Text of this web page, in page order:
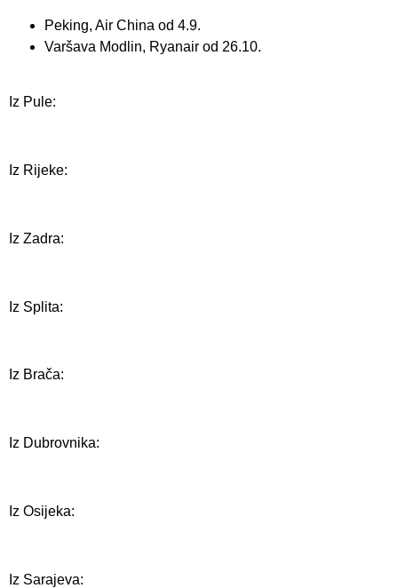
Peking, Air China od 4.9.
Varšava Modlin, Ryanair od 26.10.
Iz Pule:
Iz Rijeke:
Iz Zadra:
Iz Splita:
Iz Brača:
Iz Dubrovnika:
Iz Osijeka:
Iz Sarajeva: